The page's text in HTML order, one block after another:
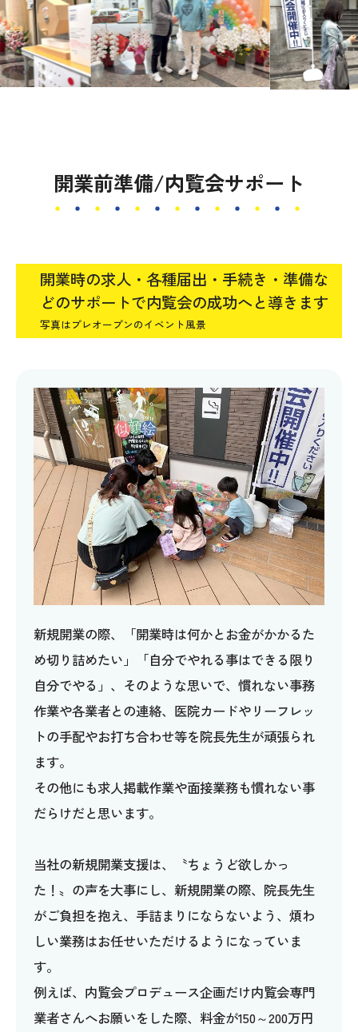
開業前準備/内覧会サポート
開業時の求人・各種届出・手続き・準備な
どのサポートで内覧会の成功へと導きます
写真はプレオープンのイベント風景
新規開業の際、「開業時は何かとお金がかかるた
め切り詰めたい」「自分でやれる事はできる限り
自分でやる」、そのような思いで、慣れない事務
作業や各業者との連絡、医院カードやリーフレッ
トの手配やお打ち合わせ等を院長先生が頑張られ
ます。
その他にも求人掲載作業や面接業務も慣れない事
だらけだと思います。
当社の新規開業支援は、〝ちょうど欲しかっ
た！〟の声を大事にし、新規開業の際、院長先生
がご負担を抱え、手詰まりにならないよう、煩わ
しい業務はお任せいただけるようになっていま
す。
例えば、内覧会プロデュース企画だけ内覧会専門
業者さんへお願いをした際、料金が150～200万円